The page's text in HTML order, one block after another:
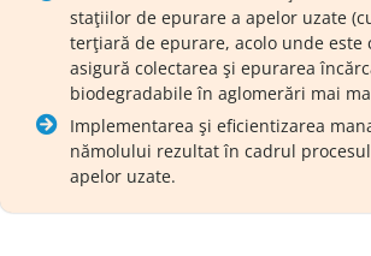
staţiilor de epurare a apelor uzate
terţiară de epurare, acolo unde este
asigură colectarea şi epurarea
biodegradabile în aglomerări mai
Implementarea şi eficientizarea
nămolului rezultat în cadrul
apelor uzate.